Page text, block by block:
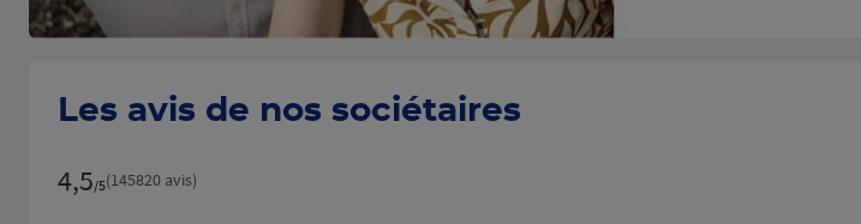
Les avis de nos sociétaires
4,5/5Note de 4.5 sur 5
(145820 avis)